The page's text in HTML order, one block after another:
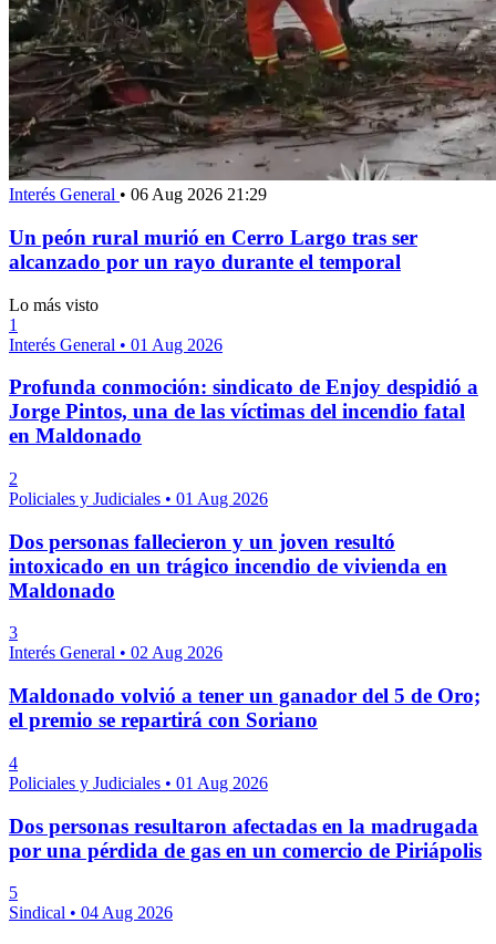
Interés General • 06 Aug 2026 21:29
Un peón rural murió en Cerro Largo tras ser
alcanzado por un rayo durante el temporal
Lo más visto
1
Interés General • 01 Aug 2026
Profunda conmoción: sindicato de Enjoy despidió a
Jorge Pintos, una de las víctimas del incendio fatal
en Maldonado
2
Policiales y Judiciales • 01 Aug 2026
Dos personas fallecieron y un joven resultó
intoxicado en un trágico incendio de vivienda en
Maldonado
3
Interés General • 02 Aug 2026
Maldonado volvió a tener un ganador del 5 de Oro;
el premio se repartirá con Soriano
4
Policiales y Judiciales • 01 Aug 2026
Dos personas resultaron afectadas en la madrugada
por una pérdida de gas en un comercio de Piriápolis
5
Sindical • 04 Aug 2026